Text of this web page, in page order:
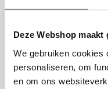
Deze Webshop
We gebruiken cookies
personaliseren, om
en om ons
Fijne site waar ik
besteld. De
werd deze al
netjes en veilig